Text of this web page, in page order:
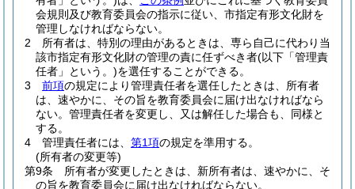
会規則及び教育委員会の指示に従い、市指定有形文化財を
管理しなければならない。
2
所有者は、特別の理由があるときは、専ら自己に代わり当
該市指定有形文化財の管理の責に任ずべき者(以下「管理責
任者」という。)を選任することができる。
3
前項の規定により管理責任者を選任したときは、所有者
は、速やかに、その旨を教育委員会に届け出なければなら
ない。 管理責任者を変更し、又は解任した場合も、同様と
する。
4
管理責任者には、 第1項の規定を準用する。
(所有者の変更等)
第9条
所有者が変更したときは、新所有者は、速やかに、そ
の旨を教育委員会に届け出なければならない。